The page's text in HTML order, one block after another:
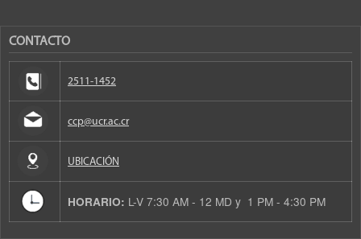
CONTACTO
2511-1452
ccp@ucr.ac.cr
UBICACIÓN
HORARIO: L-V 7:30 AM - 12 MD y 1 PM - 4:30 PM